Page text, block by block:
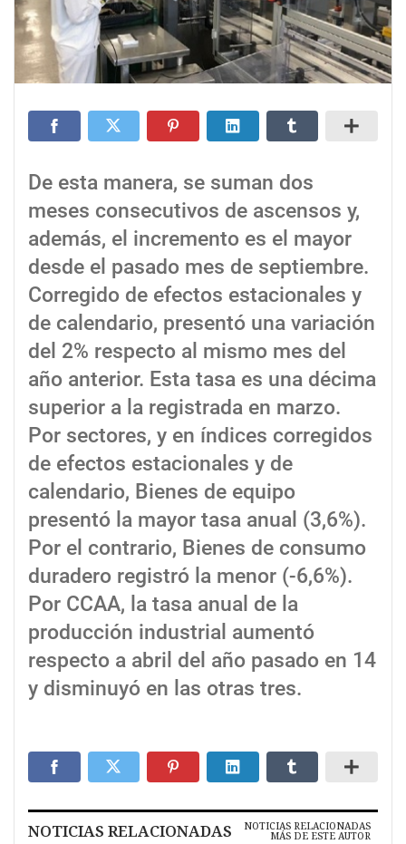
De esta manera, se suman dos
meses consecutivos de ascensos y,
además, el incremento es el mayor
desde el pasado mes de septiembre.
Corregido de efectos estacionales y
de calendario, presentó una variación
del 2% respecto al mismo mes del
año anterior. Esta tasa es una décima
superior a la registrada en marzo.
Por sectores, y en índices corregidos
de efectos estacionales y de
calendario, Bienes de equipo
presentó la mayor tasa anual (3,6%).
Por el contrario, Bienes de consumo
duradero registró la menor (-6,6%).
Por CCAA, la tasa anual de la
producción industrial aumentó
respecto a abril del año pasado en 14
y disminuyó en las otras tres.
NOTICIAS RELACIONADAS NOTICIAS RELACIONADAS
MÁS DE ESTE AUTOR